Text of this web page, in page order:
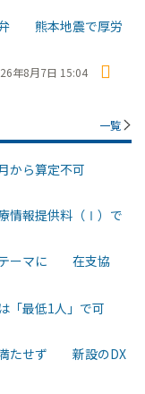
弁 熊本地震で厚労
年8月7日 15:04
一覧
から算定不可
情報提供料（Ⅰ）で
テーマに 在支協
「最低1人」で可
満たせず 新設のDX